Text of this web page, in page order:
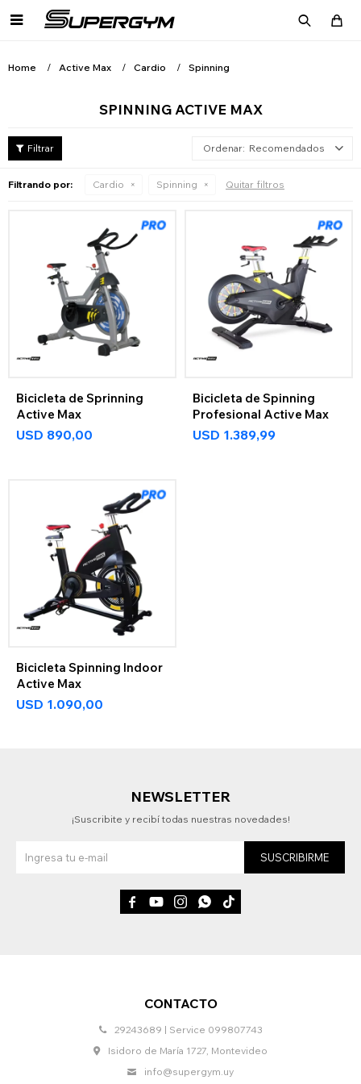

Home Active Max Cardio Spinning
SPINNING ACTIVE MAX
Recomendados
Filtrando por: Cardio Spinning Quitar filtros
Bicicleta de Sprinning
Active Max
USD 890,00
Bicicleta de Spinning
Profesional Active Max
USD 1.389,99
Bicicleta Spinning Indoor
Active Max
USD 1.090,00
CONTACTO
29243689 | Service 099807743
Isidoro de María 1727, Montevideo
info@supergym.uy
NEWSLETTER
¡Suscribite y recibí todas nuestras novedades!
SUSCRIBIRME
    